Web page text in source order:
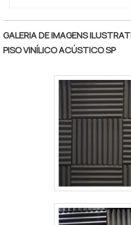
GALERIA DE IMAGENS
PISO VINÍLICO ACÚSTICO SP